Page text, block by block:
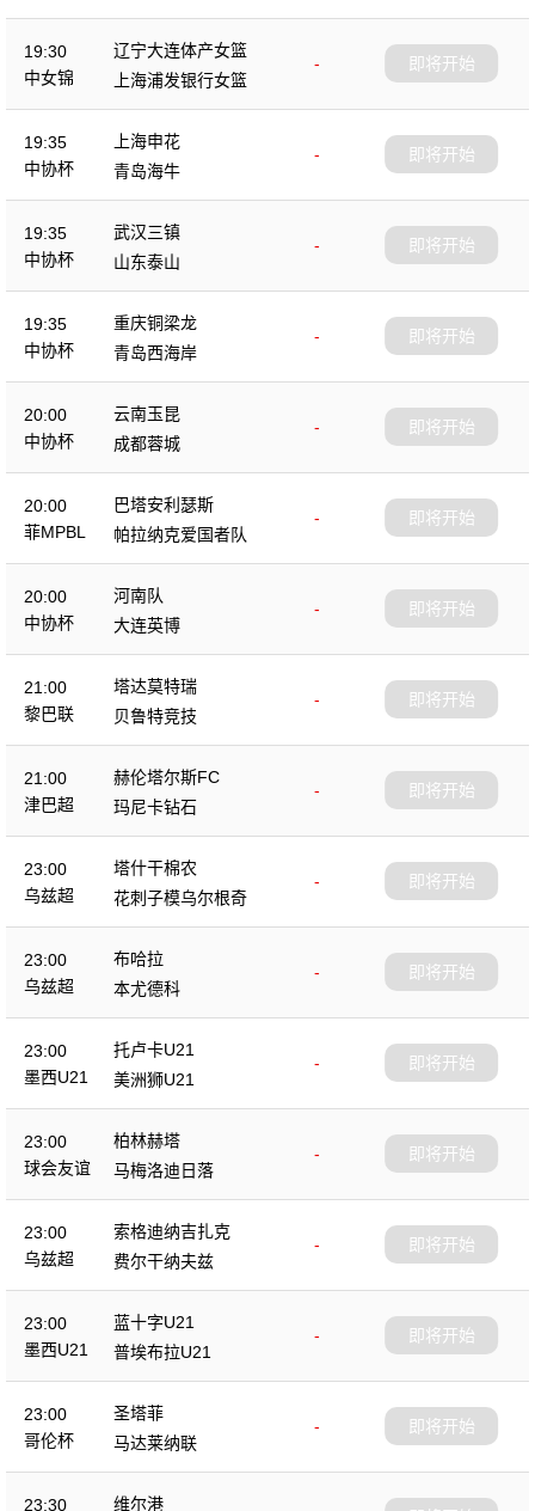
19:30
中女锦
辽宁大连体产女篮
-
上海浦发银行女篮
即将开始
19:35
中协杯
上海申花
-
青岛海牛
即将开始
19:35
中协杯
武汉三镇
-
山东泰山
即将开始
19:35
中协杯
重庆铜梁龙
-
青岛西海岸
即将开始
20:00
中协杯
云南玉昆
-
成都蓉城
即将开始
20:00
菲MPBL
巴塔安利瑟斯
-
帕拉纳克爱国者队
即将开始
20:00
中协杯
河南队
-
大连英博
即将开始
21:00
黎巴联
塔达莫特瑞
-
贝鲁特竞技
即将开始
21:00
津巴超
赫伦塔尔斯FC
-
玛尼卡钻石
即将开始
23:00
乌兹超
塔什干棉农
-
花刺子模乌尔根奇
即将开始
23:00
乌兹超
布哈拉
-
本尤德科
即将开始
23:00
墨西U21
托卢卡U21
-
美洲狮U21
即将开始
23:00
球会友谊
柏林赫塔
-
马梅洛迪日落
即将开始
23:00
乌兹超
索格迪纳吉扎克
-
费尔干纳夫兹
即将开始
23:00
墨西U21
蓝十字U21
-
普埃布拉U21
即将开始
23:00
哥伦杯
圣塔菲
-
马达莱纳联
即将开始
23:30 维尔港